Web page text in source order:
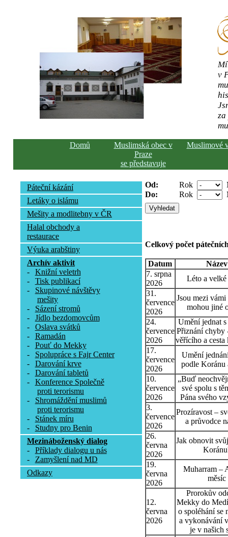
v
Domů
Muslimská obec v
Praze
se představuje
Muslimové
Páteční kázání
Letáky o islámu
Mešity a modlitebny v ČR
Halal obchody a
restaurace
Výuka arabštiny
Archív aktivit
-
Knižní veletrh
-
Tisk publikací
-
Skupinové návštěvy
mešity
-
Sázení stromů
-
Jídlo bezdomovcům
-
Oslava svátků
-
Ramadán
-
Pouť do Mekky
-
Spolupráce s Fajr Center
-
Darování krve
-
Darování tabletů
-
Konference Společně
proti terorismu
-
Shromáždění muslimů
proti terorismu
-
Stánek míru
-
Studny pro Benin
Mezináboženský dialog
-
Příklady dialogu u nás
-
Zamyšlení nad MD
Odkazy
Od: Rok
Do:
Rok
Celkový počet
Datum
Název
7. srpna
2026
Léto a
31.
července
2026
Jsou mezi
mohou jiné
24.
července
2026
Umění jednat
Přiznání chyby
věřícího a cesta
17.
července
2026
Umění
podle Koránu
10.
července
2026
„Buď
své spolu s
Pána svého
3.
července
2026
Prozíravost –
a průvodce
26.
června
2026
Jak obnovit
19.
června
2026
Muharram –
měsíc
12.
června
2026
Prorokův
Mekky do
o spoléhání se
a vykonávání
je v našich